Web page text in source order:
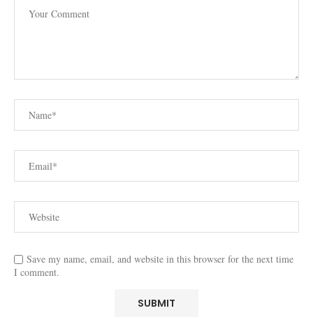
Save my name, email, and website in this browser for the next time
I comment.